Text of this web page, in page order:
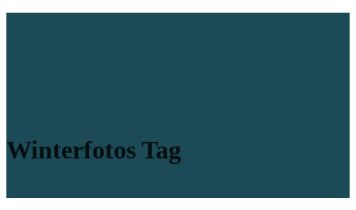
Winterfotos Tag